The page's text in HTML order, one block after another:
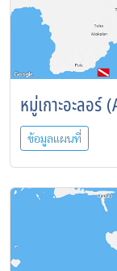
หมู่เกาะอะลอ
ข้อมูลแผนที่